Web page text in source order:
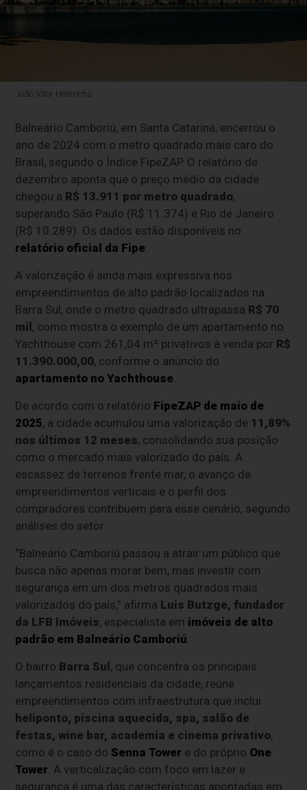
João Vítor Heinrichs
Balneário Camboriú, em Santa Catarina, encerrou o
ano de 2024 com o metro quadrado mais caro do
Brasil, segundo o Índice FipeZAP. O relatório de
dezembro aponta que o preço médio da cidade
chegou a R$ 13.911 por metro quadrado,
superando São Paulo (R$ 11.374) e Rio de Janeiro
(R$ 10.289). Os dados estão disponíveis no
relatório oficial da Fipe
A valorização é ainda mais expressiva nos
empreendimentos de alto padrão localizados na
Barra Sul, onde o metro quadrado ultrapassa R$ 70
mil, como mostra o exemplo de um apartamento no
Yachthouse com 261,04 m² privativos à venda por R$
11.390.000,00, conforme o anúncio do
apartamento no Yachthouse
De acordo com o relatório FipeZAP de maio de
2025, a cidade acumulou uma valorização de 11,89%
nos últimos 12 meses, consolidando sua posição
como o mercado mais valorizado do país. A
escassez de terrenos frente mar, o avanço de
empreendimentos verticais e o perfil dos
compradores contribuem para esse cenário, segundo
análises do setor.
“Balneário Camboriú passou a atrair um público que
busca não apenas morar bem, mas investir com
segurança em um dos metros quadrados mais
valorizados do país,” afirma Luis Butzge, fundador
da LFB Imóveis, especialista em imóveis de alto
padrão em Balneário Camboriú
O bairro Barra Sul, que concentra os principais
lançamentos residenciais da cidade, reúne
empreendimentos com infraestrutura que inclui
heliponto, piscina aquecida, spa, salão de
festas, wine bar, academia e cinema privativo,
como é o caso do Senna Tower e do próprio One
Tower . A verticalização com foco em lazer e
segurança é uma das características apontadas em